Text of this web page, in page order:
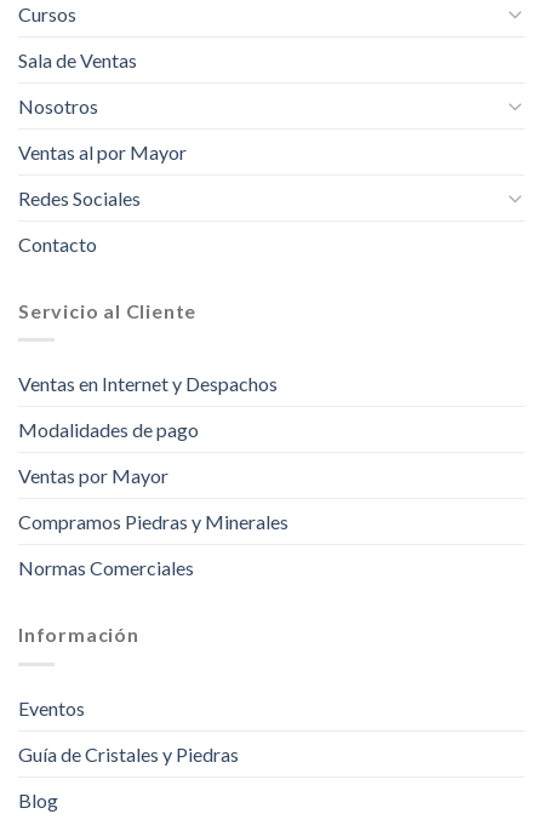
Cursos
Sala de Ventas
Nosotros
Ventas al por Mayor
Redes Sociales
Contacto
Servicio al Cliente
Ventas en Internet y Despachos
Modalidades de pago
Ventas por Mayor
Compramos Piedras y Minerales
Normas Comerciales
Información
Eventos
Guía de Cristales y Piedras
Blog